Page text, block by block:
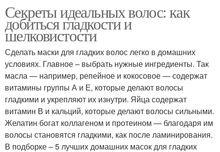
Секреты идеальных волос: как
добиться гладкости и
шелковистости
Сделать маски для гладких волос легко в домашних
условиях. Главное – выбрать нужные ингредиенты. Так
масла — например, репейное и кокосовое — содержат
витамины группы А и Е, которые делают волосы
гладкими и укрепляют их изнутри. Яйца содержат
витамин В и кальций, которые делают волосы сильными.
Желатин богат коллагеном и протеином — благодаря им
волосы становятся гладкими, как после ламинирования.
В подборке – 5 лучших домашних масок для гладких